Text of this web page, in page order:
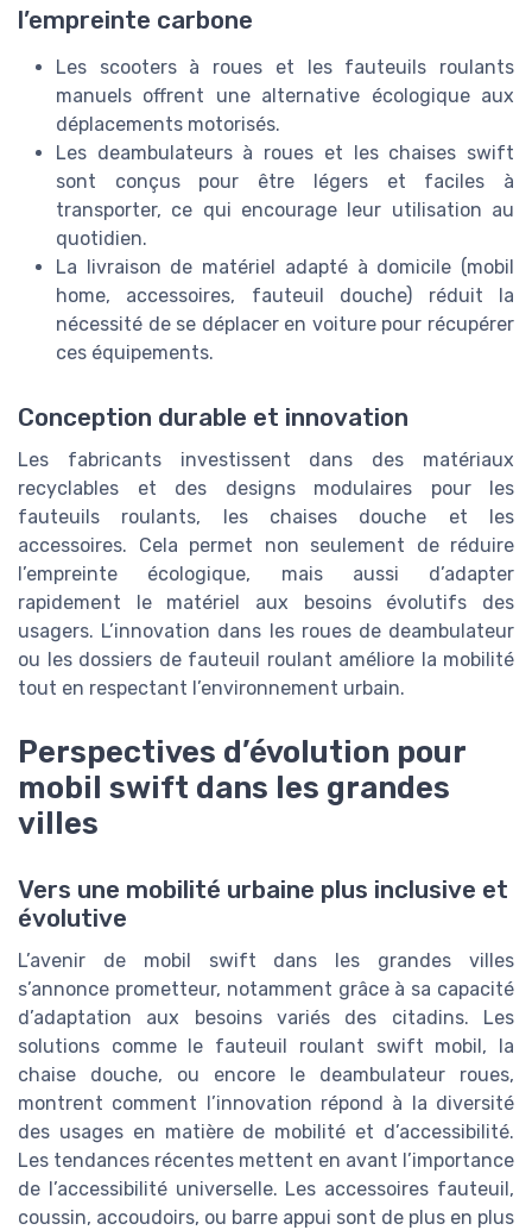
l’empreinte carbone
Les scooters à roues et les fauteuils roulants
manuels offrent une alternative écologique aux
déplacements motorisés.
Les deambulateurs à roues et les chaises swift
sont conçus pour être légers et faciles à
transporter, ce qui encourage leur utilisation au
quotidien.
La livraison de matériel adapté à domicile (mobil
home, accessoires, fauteuil douche) réduit la
nécessité de se déplacer en voiture pour récupérer
ces équipements.
Conception durable et innovation
Les fabricants investissent dans des matériaux
recyclables et des designs modulaires pour les
fauteuils roulants, les chaises douche et les
accessoires. Cela permet non seulement de réduire
l’empreinte écologique, mais aussi d’adapter
rapidement le matériel aux besoins évolutifs des
usagers. L’innovation dans les roues de deambulateur
ou les dossiers de fauteuil roulant améliore la mobilité
tout en respectant l’environnement urbain.
Perspectives d’évolution pour
mobil swift dans les grandes
villes
Vers une mobilité urbaine plus inclusive et
évolutive
L’avenir de mobil swift dans les grandes villes
s’annonce prometteur, notamment grâce à sa capacité
d’adaptation aux besoins variés des citadins. Les
solutions comme le fauteuil roulant swift mobil, la
chaise douche, ou encore le deambulateur roues,
montrent comment l’innovation répond à la diversité
des usages en matière de mobilité et d’accessibilité.
Les tendances récentes mettent en avant l’importance
de l’accessibilité universelle. Les accessoires fauteuil,
coussin, accoudoirs, ou barre appui sont de plus en plus